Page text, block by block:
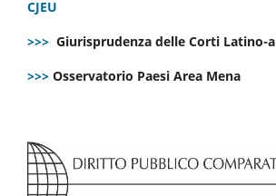
CJEU
>>> Giurisprudenza delle Corti Latino-
>>> Osservatorio Paesi Area Mena